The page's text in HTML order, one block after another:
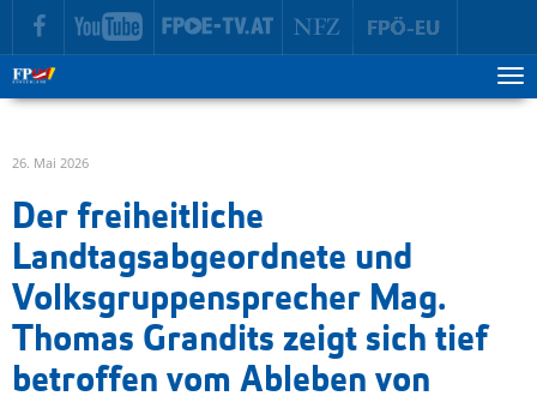
zur Hauptnavigation springen
zum Inhalt springen
26. Mai 2026
Der freiheitliche
Landtagsabgeordnete und
Volksgruppensprecher Mag.
Thomas Grandits zeigt sich tief
betroffen vom Ableben von